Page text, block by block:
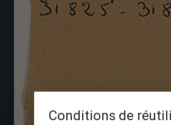
Conditions de